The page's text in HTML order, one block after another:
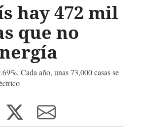
hay 472 mil
que no
Cada año, unas 73,000 casas se